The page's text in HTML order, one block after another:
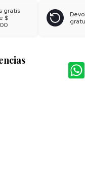
gratis
$